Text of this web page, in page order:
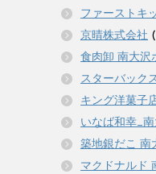
ファーストキ
京晴株式会社
食肉卸 南大沢
スターバック
キング洋菓子
いなば和幸_
築地銀だこ 南
マクドナルド